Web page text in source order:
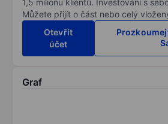
1,5 milionu klientů. Investování s
Můžete přijít o část nebo celý
Otevřít
účet
Graf